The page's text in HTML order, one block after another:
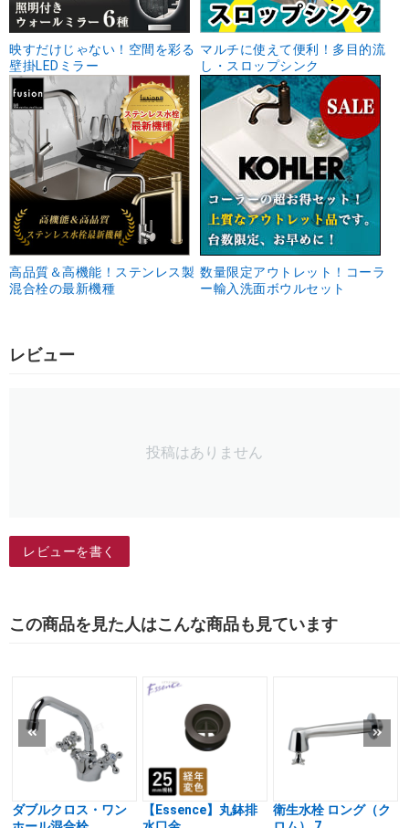
映すだけじゃない！空間を彩る
壁掛LEDミラー
マルチに使えて便利！多目的流
し・スロップシンク
高品質＆高機能！ステンレス製
混合栓の最新機種
数量限定アウトレット！コーラ
ー輸入洗面ボウルセット
レビュー
投稿はありません
レビューを書く
この商品を見た人はこんな商品も見ています
ダブルクロス・ワン
【Essence】丸鉢排
衛生水栓 ロング（ク